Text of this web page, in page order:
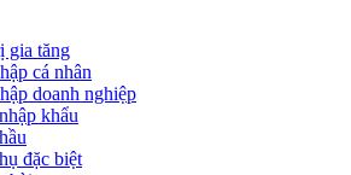
gia tăng
cá nhân
doanh nghiệp
khẩu
đặc biệt